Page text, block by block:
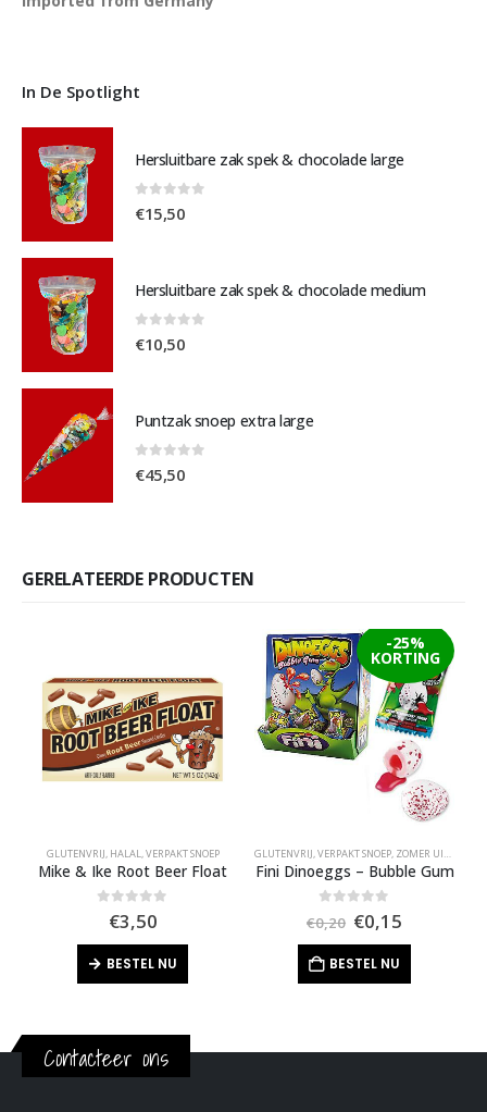
In De Spotlight
Hersluitbare zak spek & chocolade large
0out of 5
€15,50
Hersluitbare zak spek & chocolade medium
0out of 5
€10,50
Puntzak snoep extra large
0out of 5
€45,50
GERELATEERDE PRODUCTEN
GLUTENVRIJ, HALAL,VERPAKT SNOEP
Mike & Ike Root Beer Float
out of 5
€3,50
BESTEL NU
-25%
KORTING
GLUTENVRIJ,VERPAKT SNOEP, ZOMER UITVERKOOP
Fini Dinoeggs – Bubble Gum
out of 5
€0,20
prijs
was:
€0,20.
€0,15Huidige
BESTEL NU
Contacteer ons